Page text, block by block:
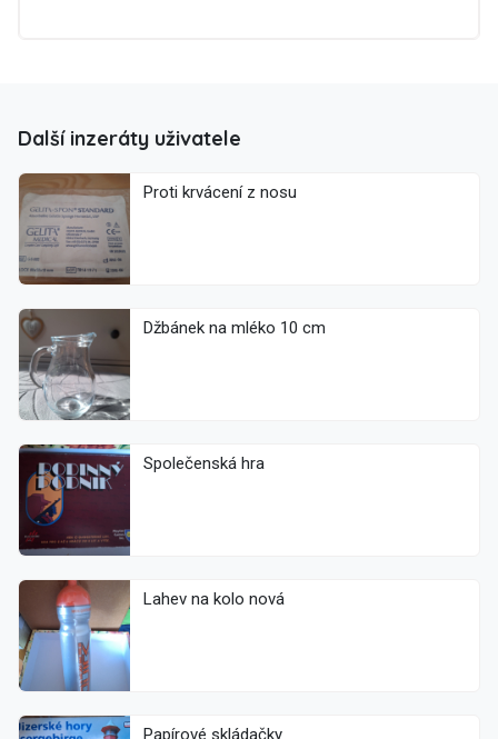
Další inzeráty uživatele
Proti krvácení z nosu
Džbánek na mléko 10 cm
Společenská hra
Lahev na kolo nová
Papírové skládačky